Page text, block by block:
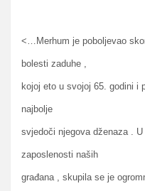
<…Merhum je poboljevao
bolesti zaduhe ,
kojoj eto u svojoj 65. godini i
najbolje
svjedoči njegova dženaza .
zaposlenosti naših
građana , skupila se je